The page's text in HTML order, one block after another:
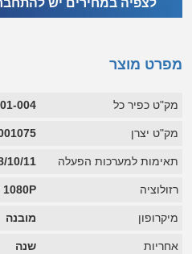
לצפיה במחירים יש
מפרט מוצר
מק"ט כפיר כל 004
מק"ט יצרן
תאימות למערכות הפעלה 11 windows
רזולוציה 1080P
מיקרופון מובנה
אחריות שנה